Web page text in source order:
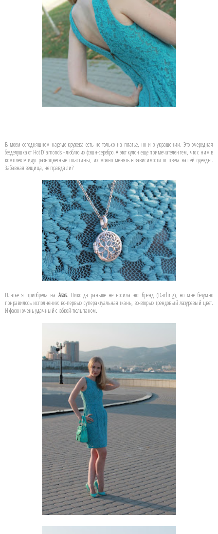
В моем сегодняшнем наряде кружева есть не только на платье, но и в украшении. Это очередная
безделушка от Hot Diamonds - люблю их фэшн-серебро. А этот кулон еще примечателен тем, что с ним в
комплекте идут разноцветные пластины, их можно менять в зависимости от цвета вашей одежды.
Забавная вещица, не правда ли?
Платье я приобрела на Asos. Никогда раньше не носила этот бренд (Darling), но мне безумно
понравилось исполнение: во-первых суперактуальная ткань, во-вторых трендовый лазуревый цвет.
И фасон очень удачный c юбкой-тюльпаном.